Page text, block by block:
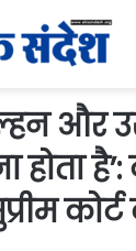
और
होता